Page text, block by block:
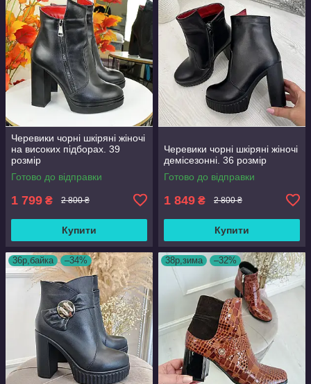
Черевики чорні шкіряні жіночі
на високих підборах. 39
розмір
Готово до відправки
1 799 ₴ 2 800 ₴
Купити
Черевики чорні шкіряні жіночі
демісезонні. 36 розмір
Готово до відправки
1 849 ₴ 2 800 ₴
Купити
36р,байка –34% 38р,зима –32%